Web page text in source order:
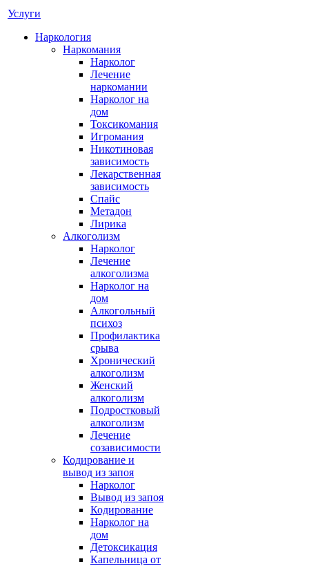
Услуги
Наркология
Наркомания
Нарколог
Лечение
наркомании
Нарколог на
дом
Токсикомания
Игромания
Никотиновая
зависимость
Лекарственная
зависимость
Спайс
Метадон
Лирика
Алкоголизм
Нарколог
Лечение
алкоголизма
Нарколог на
дом
Алкогольный
психоз
Профилактика
срыва
Хронический
алкоголизм
Женский
алкоголизм
Подростковый
алкоголизм
Лечение
созависимости
Кодирование и
вывод из запоя
Нарколог
Вывод из запоя
Кодирование
Нарколог на
дом
Детоксикация
Капельница от